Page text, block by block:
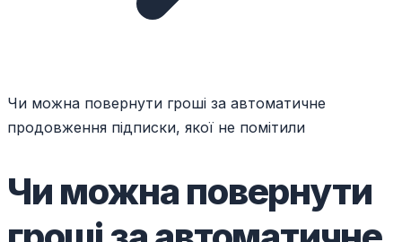
Чи можна повернути гроші за автоматичне
продовження підписки, якої не помітили
Чи можна повернути